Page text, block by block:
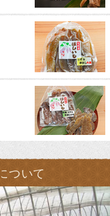
ついて